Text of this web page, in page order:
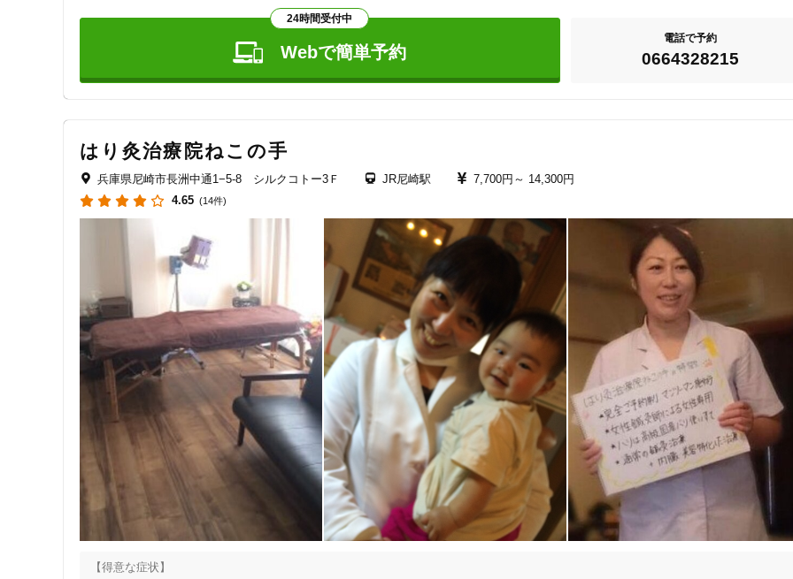
性調節障害・更年期障害・膠原病・・・
東洋医学治療院は　痛みや怪我に留まらず内臓系・器官系・神経系・心因系など
悩みや不安を抱え困った方の駆け込み治療院です
ご存知でしょうか？
2 悪くないから 脳は指令せず 自律神経は働かない・・・
3 自律神経が働かなければ 身体は治らない・・・
この　放置が　こり ・ 痛み ・ 歪み ・ 変形・・・ 病気を生む原因になるのです！
東洋医学治療院は
脳と自律神経・身体を整え　「ご自身で治せる身体に変える」リペアーセラピー（修復施術）
『どうしたら良いか？解らない』お困りなら、
お電話ください
不安と辛い症状を一緒にリセットし
元気なあなたを取り戻しましょう
詳しくはホームページをご覧下さい
尼崎　東洋医学治療院
24時間受付中
Webで簡単予約
電話で予約
0664328215
はり灸治療院ねこの手
兵庫県尼崎市長洲中通1−5-8 シルクコトー3Ｆ JR尼崎駅 7,700円～ 14,300円
4.65 (14件)
【得意な症状】